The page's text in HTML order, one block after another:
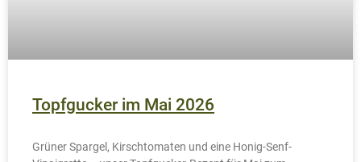
Topfgucker im Mai 2026
Grüner Spargel, Kirschtomaten und eine Honig-Senf-